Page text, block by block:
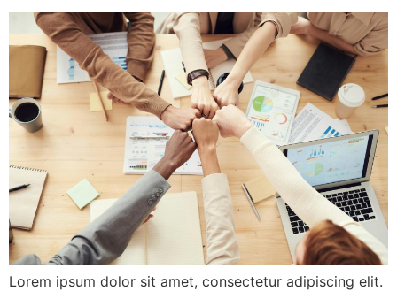
Lorem ipsum dolor sit amet, consectetur adipiscing elit.